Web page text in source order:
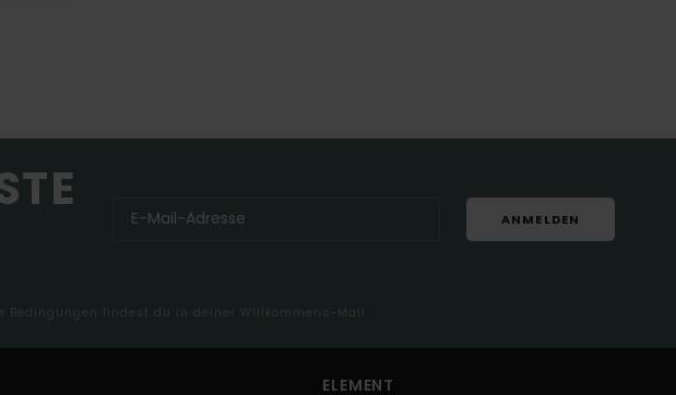
ANMELDEN
findest du in deiner Willkommens-Mail
ELEMENT